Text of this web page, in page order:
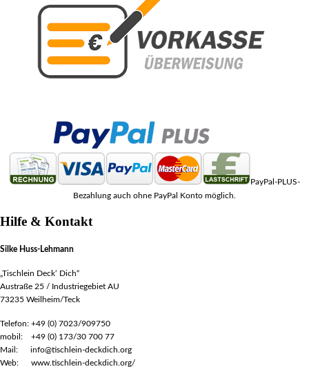
PayPal-PLUS-
Bezahlung auch ohne PayPal Konto möglich.
Hilfe & Kontakt
Silke Huss-Lehmann
„Tischlein Deck‘ Dich“
Austraße 25 / Industriegebiet AU
73235 Weilheim/Teck
Telefon: +49 (0) 7023/909750
mobil: +49 (0) 173/30 700 77
Mail: info@tischlein-deckdich.org
Web: www.tischlein-deckdich.org/